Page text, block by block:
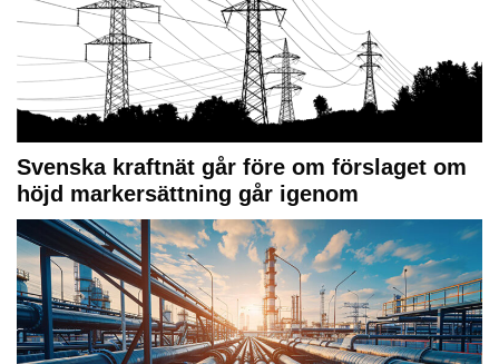
Svenska kraftnät går före om förslaget om
höjd markersättning går igenom